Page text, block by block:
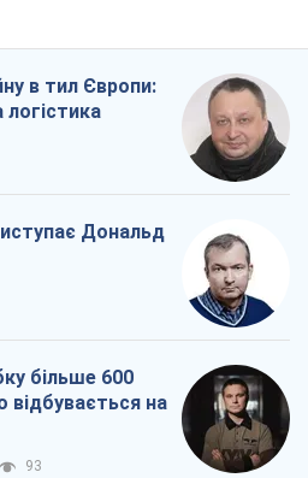
в тил Європи:
Дональд
більше 600
відбувається на
93